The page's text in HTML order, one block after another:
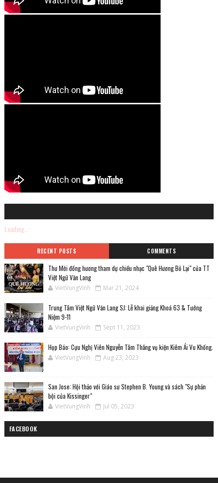
Loading...
RECENT POSTS COMMENTS
Thư Mời đồng hương tham dự chiều nhạc "Quê Hương Bỏ Lại" của TT
Việt Ngữ Văn Lang
VietVungVinh Mar 21, 2024
Trung Tâm Việt Ngữ Văn Lang SJ: Lễ khai giảng Khoá 63 & Tưởng
Niệm 9-11
VietVungVinh Sept 11, 2023
Họp Báo: Cựu Nghị Viên Nguyễn Tâm Thắng vụ kiện Kiêm Ái Vu Khống.
VietVungVinh Aug 23, 2023
San Jose: Hội thảo với Giáo sư Stephen B. Young và sách "Sự phản
bội của Kissinger"
VietVungVinh Jul 05, 2023
FACEBOOK